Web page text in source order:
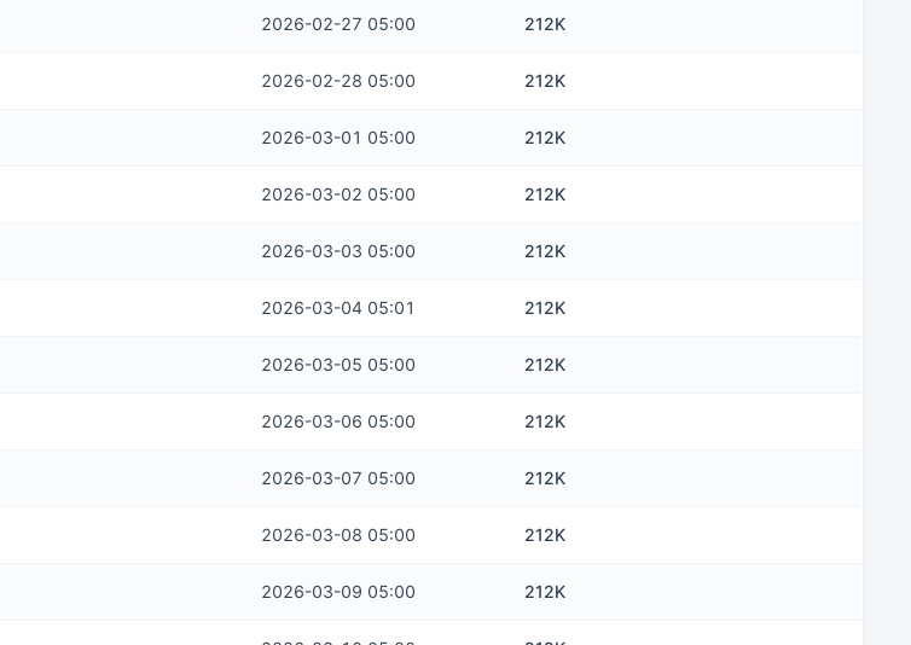
2026-02-27 05:00 212K
2026-02-28 05:00 212K
2026-03-01 05:00 212K
2026-03-02 05:00 212K
2026-03-03 05:00 212K
2026-03-04 05:01 212K
2026-03-05 05:00 212K
2026-03-06 05:00 212K
2026-03-07 05:00 212K
2026-03-08 05:00 212K
2026-03-09 05:00 212K